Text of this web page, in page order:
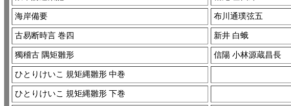
海岸備要 布川通璞弦五
古易断時言 巻四 新井 白蛾
獨稽古 隅矩雛形 信陽 小林源蔵昌長
ひとりけいこ 規矩縄雛形 中巻
ひとりけいこ 規矩縄雛形 下巻